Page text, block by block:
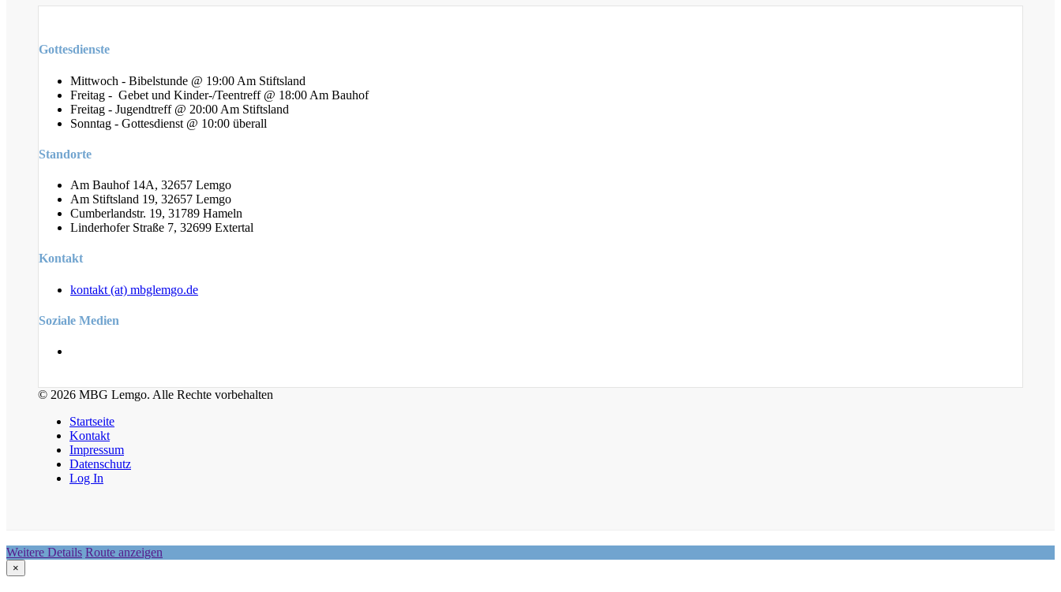
Gottesdienste
Mittwoch - Bibelstunde @ 19:00 Am Stiftsland
Freitag - Gebet und Kinder-/Teentreff @ 18:00 Am Bauhof
Freitag - Jugendtreff @ 20:00 Am Stiftsland
Sonntag - Gottesdienst @ 10:00 überall
Standorte
Am Bauhof 14A, 32657 Lemgo
Am Stiftsland 19, 32657 Lemgo
Cumberlandstr. 19, 31789 Hameln
Linderhofer Straße 7, 32699 Extertal
Kontakt
kontakt (at) mbglemgo.de
Soziale Medien
© 2026 MBG Lemgo. Alle Rechte vorbehalten
Startseite
Kontakt
Impressum
Datenschutz
Log In
Weitere Details Route anzeigen
×